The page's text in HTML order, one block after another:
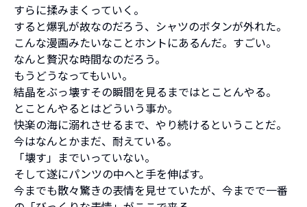
すらに揉みまくっていく。
すると爆乳が故なのだろう、シャツのボタンが外れた。
こんな漫画みたいなことホントにあるんだ。すごい。
なんと贅沢な時間なのだろう。
もうどうなってもいい。
結晶をぶっ壊すその瞬間を見るまではとことんやる。
とことんやるとはどういう事か。
快楽の海に溺れさせるまで、やり続けるということだ。
今はなんとかまだ、耐えている。
「壊す」までいっていない。
そして遂にパンツの中へと手を伸ばす。
今までも散々驚きの表情を見せていたが、今までで一番